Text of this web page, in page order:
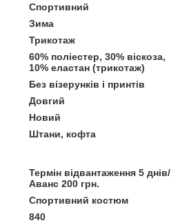
Спортивний
Зима
Трикотаж
60% поліестер, 30% віскоза,
10% еластан (трикотаж)
Без візерунків і принтів
Довгий
Новий
Штани, кофта
Термін відвантаження 5 днів/
Аванс 200 грн.
Спортивний костюм
840